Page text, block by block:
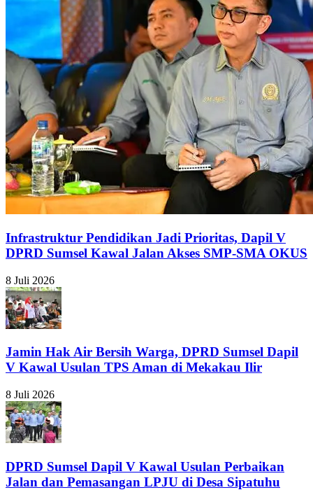
Infrastruktur Pendidikan Jadi Prioritas, Dapil V
DPRD Sumsel Kawal Jalan Akses SMP-SMA OKUS
8 Juli 2026
Jamin Hak Air Bersih Warga, DPRD Sumsel Dapil
V Kawal Usulan TPS Aman di Mekakau Ilir
8 Juli 2026
DPRD Sumsel Dapil V Kawal Usulan Perbaikan
Jalan dan Pemasangan LPJU di Desa Sipatuhu